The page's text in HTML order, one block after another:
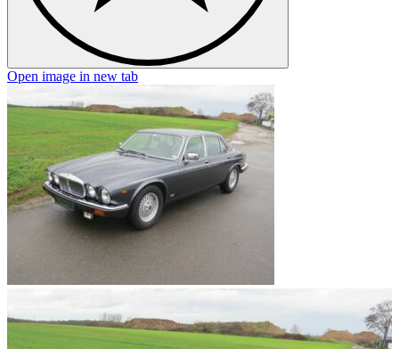
Open image in new tab